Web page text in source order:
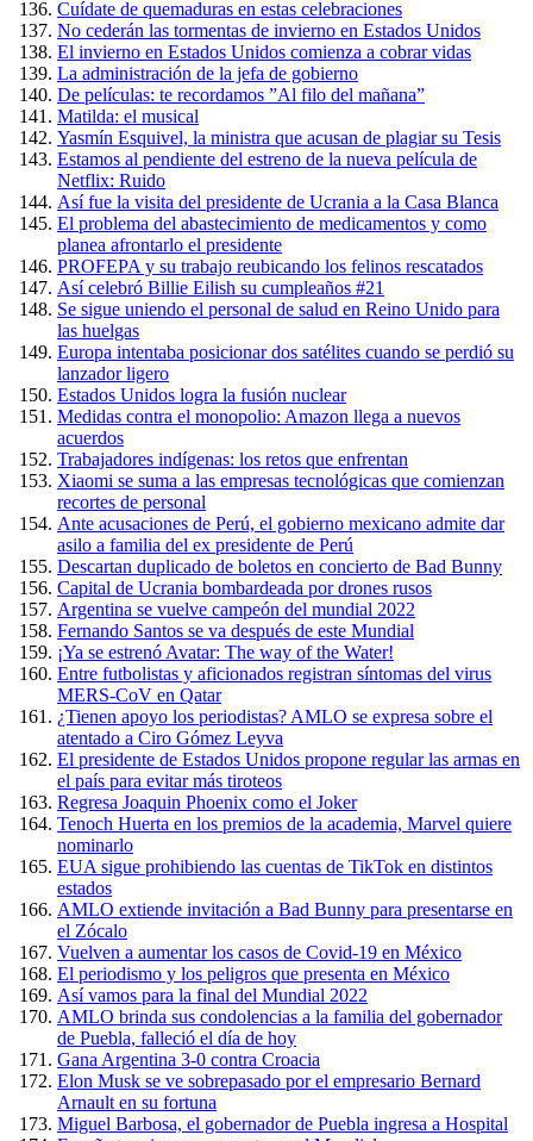
Cuídate de quemaduras en estas celebraciones
No cederán las tormentas de invierno en Estados Unidos
El invierno en Estados Unidos comienza a cobrar vidas
La administración de la jefa de gobierno
De películas: te recordamos ”Al filo del mañana”
Matilda: el musical
Yasmín Esquivel, la ministra que acusan de plagiar su Tesis
Estamos al pendiente del estreno de la nueva película de
Netflix: Ruido
Así fue la visita del presidente de Ucrania a la Casa Blanca
El problema del abastecimiento de medicamentos y como
planea afrontarlo el presidente
PROFEPA y su trabajo reubicando los felinos rescatados
Así celebró Billie Eilish su cumpleaños #21
Se sigue uniendo el personal de salud en Reino Unido para
las huelgas
Europa intentaba posicionar dos satélites cuando se perdió su
lanzador ligero
Estados Unidos logra la fusión nuclear
Medidas contra el monopolio: Amazon llega a nuevos
acuerdos
Trabajadores indígenas: los retos que enfrentan
Xiaomi se suma a las empresas tecnológicas que comienzan
recortes de personal
Ante acusaciones de Perú, el gobierno mexicano admite dar
asilo a familia del ex presidente de Perú
Descartan duplicado de boletos en concierto de Bad Bunny
Capital de Ucrania bombardeada por drones rusos
Argentina se vuelve campeón del mundial 2022
Fernando Santos se va después de este Mundial
¡Ya se estrenó Avatar: The way of the Water!
Entre futbolistas y aficionados registran síntomas del virus
MERS-CoV en Qatar
¿Tienen apoyo los periodistas? AMLO se expresa sobre el
atentado a Ciro Gómez Leyva
El presidente de Estados Unidos propone regular las armas en
el país para evitar más tiroteos
Regresa Joaquin Phoenix como el Joker
Tenoch Huerta en los premios de la academia, Marvel quiere
nominarlo
EUA sigue prohibiendo las cuentas de TikTok en distintos
estados
AMLO extiende invitación a Bad Bunny para presentarse en
el Zócalo
Vuelven a aumentar los casos de Covid-19 en México
El periodismo y los peligros que presenta en México
Así vamos para la final del Mundial 2022
AMLO brinda sus condolencias a la familia del gobernador
de Puebla, falleció el día de hoy
Gana Argentina 3-0 contra Croacia
Elon Musk se ve sobrepasado por el empresario Bernard
Arnault en su fortuna
Miguel Barbosa, el gobernador de Puebla ingresa a Hospital